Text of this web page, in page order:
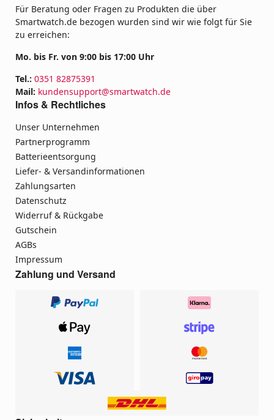
Für Beratung oder Fragen zu Produkten die über
Smartwatch.de bezogen wurden sind wir wie folgt für Sie
zu erreichen:
Mo. bis Fr. von 9:00 bis 17:00 Uhr
Tel.: 0351 82875391
Mail: kundensupport@smartwatch.de
Infos & Rechtliches
Unser Unternehmen
Partnerprogramm
Batterieentsorgung
Liefer- & Versandinformationen
Zahlungsarten
Datenschutz
Widerruf & Rückgabe
Gutschein
AGBs
Impressum
Zahlung und Versand